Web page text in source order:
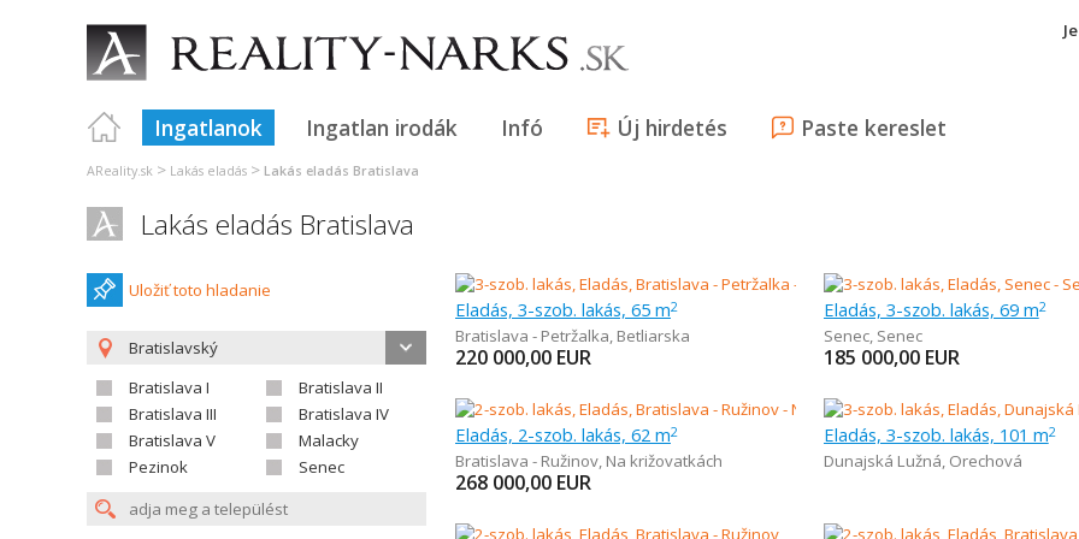
Ingatlanok Ingatlan irodák Infó Új hirdetés Paste kereslet
AReality.sk > Lakás eladás > Lakás eladás Bratislava
Lakás eladás Bratislava
Uložiť toto hladanie
Bratislavský
Bratislava I
Bratislava II
Bratislava III
Bratislava IV
Bratislava V
Malacky
Pezinok
Senec
Eladás, 3-szob. lakás, 65 m2
Bratislava - Petržalka, Betliarska
220 000,00 EUR
Eladás, 3-szob. lakás, 69 m2
Senec, Senec
185 000,00 EUR
Eladás, 2-szob. lakás, 62 m2
Bratislava - Ružinov, Na križovatkách
268 000,00 EUR
Eladás, 3-szob. lakás, 101 m2
Dunajská Lužná, Orechová